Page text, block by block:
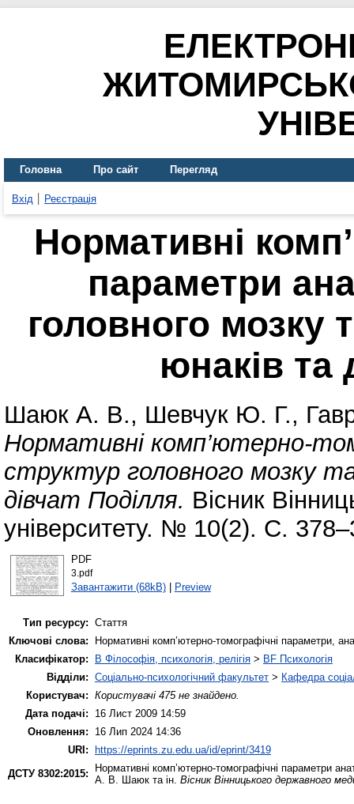
Головна Про сайт Перегляд
Вхід Реєстрація
Нормативні
параметри
головного мозку
юнаків та
Шаюк А. В., Шевчук Ю. Г.,
Нормативні комп’ютерно-
структур головного мозку
дівчат Поділля. Вісник
університету. № 10(2). С.
PDF
3.pdf
Завантажити (68kB)| Preview
Тип ресурсу: Стаття
Ключові слова:
Нормативні комп’ютерно-томографічні параметри,
Класифікатор:
B Філософія, психологія, релігія > BF Психологія
Відділи: Соціально-психологічний факультет > Кафедра
Користувач: Користувачі 475 не знайдено.
Дата подачі:
16 Лист 2009 14:59
Оновлення:
16 Лип 2024 14:36
URI:
https://eprints.zu.edu.ua/id/eprint/3419
ДСТУ 8302:2015:
Нормативні комп’ютерно-томографічні параметри
А. В. Шаюк та ін. Вісник Вінницького державного